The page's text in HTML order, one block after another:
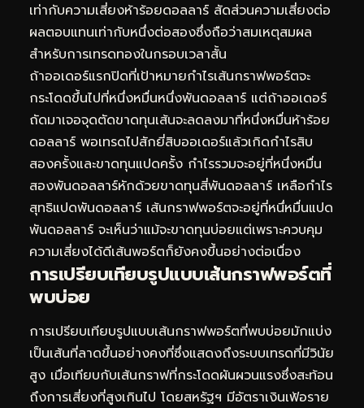
เท่ากับความเสี่ยงห้าร้อยดอลลาร์ สัดส่วนความเสี่ยงต่อ
ผลตอบแทนเท่ากับหนึ่งต่อสองซึ่งถือว่าสมเหตุสมผล
สำหรับการเทรดทองในกรอบเวลาสั้น
ถ้าออเดอร์แรกปิดที่เป้าหมายกำไรเส้นกราฟพอร์ตจะ
กระโดดขึ้นไปที่หนึ่งหมื่นหนึ่งพันดอลลาร์ แต่ถ้าออเดอร์
ถัดมาเจอจุดตัดขาดทุนเส้นจะลดลงมาที่หนึ่งหมื่นห้าร้อย
ดอลลาร์ พอเทรดไปสักยี่สิบออเดอร์แล้วเกิดกำไรสิบ
สองครั้งและขาดทุนแปดครั้ง กำไรรวมจะอยู่ที่หนึ่งหมื่น
สองพันดอลลาร์หักด้วยขาดทุนสี่พันดอลลาร์ เหลือกำไร
สุทธิแปดพันดอลลาร์ เส้นกราฟพอร์ตจะอยู่ที่หนึ่หมื่นแปด
พันดอลลาร์ จะเห็นว่าแม้จะขาดทุนบ่อยแต่เพราะควบคุม
ความเสี่ยงได้ดีเส้นพอร์ตก็ยังคงขึ้นอย่างต่อเนื่อง
การเปรียบเทียบรูปแบบเส้นกราฟพอร์ตที่
พบบ่อย
การเปรียบเทียบรูปแบบเส้นกราฟพอร์ตที่พบบ่อยมักแบ่ง
เป็นเส้นที่ลาดขึ้นอย่างคงที่ซึ่งแสดงถึงระบบเทรดที่มีวินัย
สูง เมื่อเทียบกับเส้นกราฟที่กระโดดผันผวนแรงซึ่งสะท้อน
ถึงการเสี่ยงที่สูงเกินไป โดยสหรัฐฯ มีอัตราเงินเฟ้อราย